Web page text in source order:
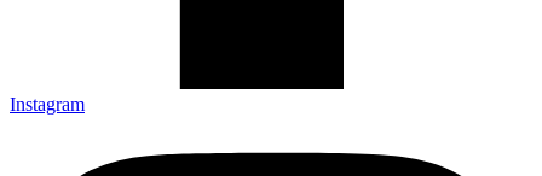
Instagram